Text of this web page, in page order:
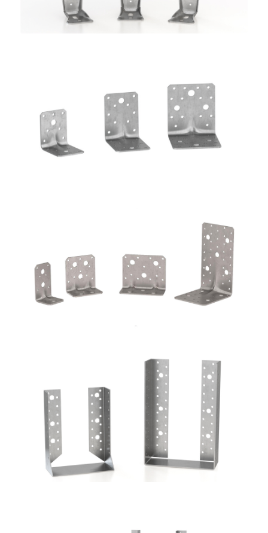
Angolari WBR
ROTHOBLAAS
Angolari WVS9050 + WBR170
ROTHOBLAAS
Scarpe metalliche BSI
ROTHOBLAAS